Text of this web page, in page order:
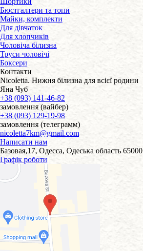
Бюстгалтери та топи
Майки, комплекти
Для дівчаток
Для хлопчиків
Чоловіча білизна
Труси чоловічі
Боксери
Контакти
Nicoletta. Нижня білизна для всієї родини
Яна Чуб
+38 (093) 141-46-82
замовлення (вайбер)
+38 (093) 129-19-98
замовлення (телеграмм)
nicoletta7km@gmail.com
Написати нам
Базовая,17, Одесса, Одеська область 65000
Графік роботи